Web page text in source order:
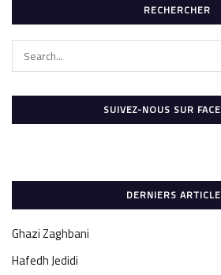
RECHERCHER
SUIVEZ-NOUS SUR
DERNIERS
Ghazi Zaghbani
Hafedh Jedidi